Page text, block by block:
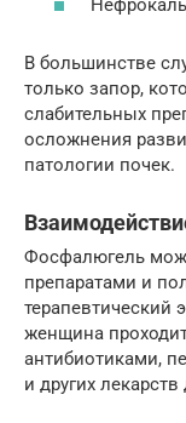
В большинстве
только запор,
слабительных
осложнения
патологии почек.
Фосфалюгель
препаратами и
терапевтический
женщина
антибиотиками,
и других